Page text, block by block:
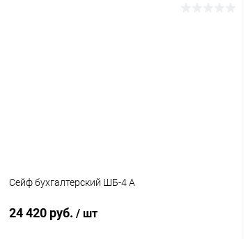
Сейф бухгалтерский ШБ-4 А
24 420 руб. / шт